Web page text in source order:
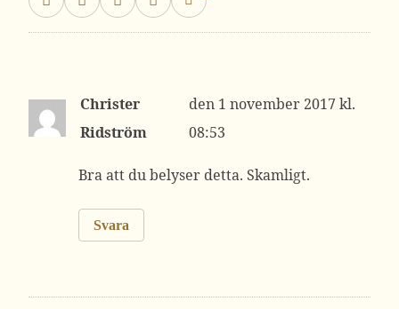
Christer
Ridström
1 november 2017 kl.
08:53
Bra att du belyser detta. Skamligt.
Svara